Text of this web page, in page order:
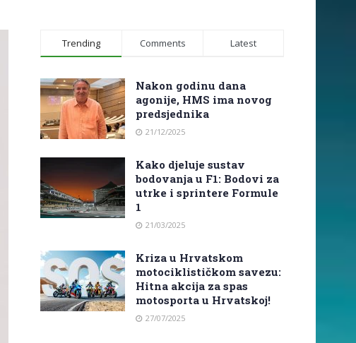
Trending Comments Latest
Nakon godinu dana
agonije, HMS ima novog
predsjednika
21/12/2025
Kako djeluje sustav
bodovanja u F1: Bodovi za
utrke i sprintere Formule
1
21/03/2025
Kriza u Hrvatskom
motociklističkom savezu:
Hitna akcija za spas
motosporta u Hrvatskoj!
27/07/2025